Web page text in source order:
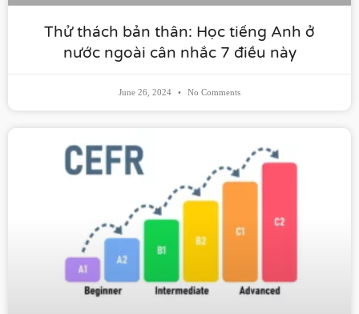
Thử thách bản thân: Học tiếng Anh ở
nước ngoài cân nhắc 7 điều này​
June 26, 2024 No Comments